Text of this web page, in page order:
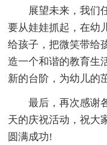
展望未来，我们
要从娃娃抓起，在幼
给孩子，把微笑带给
造一个和谐的教育生
新的台阶，为幼儿的
最后，再次感谢
天的庆祝活动，祝大
圆满成功!